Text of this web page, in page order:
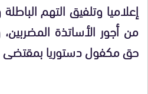
إعلاميا وتلفيق التهم
من أجور الأساتذة
حق مكفول دستوريا بمقتضى